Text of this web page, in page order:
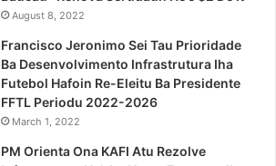
August 8, 2022
Francisco Jeronimo Sei Tau Prioridade
Ba Desenvolvimento Infrastrutura Iha
Futebol Hafoin Re-Eleitu Ba Presidente
FFTL Periodu 2022-2026
March 1, 2022
PM Orienta Ona KAFI Atu Rezolve